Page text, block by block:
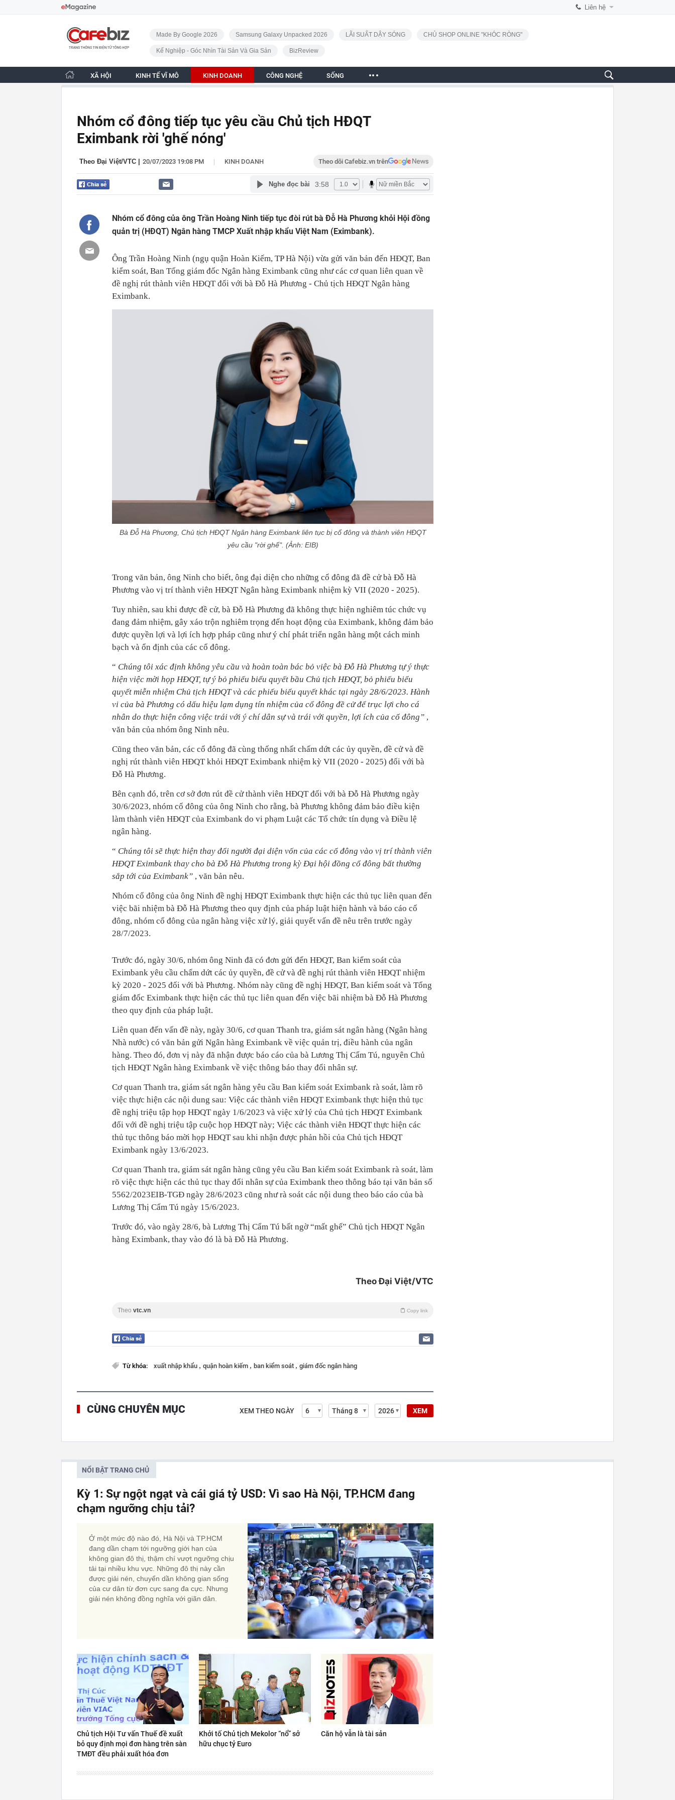
Liên hệ
CafeBiz - Trang chủ
Made By Google 2026 Samsung Galaxy Unpacked 2026 LÃI SUẤT DẬY SÓNG CHỦ SHOP ONLINE "KHÓC RÒNG"
Kế Nghiệp - Góc Nhìn Tài Sản Và Gia Sản BizReview
XÃ HỘI KINH TẾ VĨ MÔ KINH DOANH CÔNG NGHỆ SỐNG
Nhóm cổ đông tiếp tục yêu cầu Chủ tịch HĐQT
Eximbank rời 'ghế nóng'
Theo Đại Việt/VTC 20/07/2023 19:08 PM | KINH DOANH Theo dõi Cafebiz.vn trên
Nghe đọc bài 3:58
Nhóm cổ đông của ông Trần Hoàng Ninh tiếp tục đòi rút bà Đỗ Hà Phương khỏi Hội đồng
quản trị (HĐQT) Ngân hàng TMCP Xuất nhập khẩu Việt Nam (Eximbank).
Ông Trần Hoàng Ninh (ngụ quận Hoàn Kiếm, TP Hà Nội) vừa gửi văn bản đến HĐQT, Ban
kiểm soát, Ban Tổng giám đốc Ngân hàng Eximbank cũng như các cơ quan liên quan về
đề nghị rút thành viên HĐQT đối với bà Đỗ Hà Phương - Chủ tịch HĐQT Ngân hàng
Eximbank.
Bà Đỗ Hà Phương, Chủ tịch HĐQT Ngân hàng Eximbank liên tục bị cổ đông và thành viên HĐQT
yêu cầu "rời ghế". (Ảnh: EIB)
Trong văn bản, ông Ninh cho biết, ông đại diện cho những cổ đông đã đề cử bà Đỗ Hà
Phương vào vị trí thành viên HĐQT Ngân hàng Eximbank nhiệm kỳ VII (2020 - 2025).
Tuy nhiên, sau khi được đề cử, bà Đỗ Hà Phương đã không thực hiện nghiêm túc chức vụ
đang đảm nhiệm, gây xáo trộn nghiêm trọng đến hoạt động của Eximbank, không đảm bảo
được quyền lợi và lợi ích hợp pháp cũng như ý chí phát triển ngân hàng một cách minh
bạch và ổn định của các cổ đông.
“ Chúng tôi xác định không yêu cầu và hoàn toàn bác bỏ việc bà Đỗ Hà Phương tự ý thực
hiện việc mời họp HĐQT, tự ý bỏ phiếu biểu quyết bầu Chủ tịch HĐQT, bỏ phiếu biểu
quyết miễn nhiệm Chủ tịch HĐQT và các phiếu biểu quyết khác tại ngày 28/6/2023. Hành
vi của bà Phương có dấu hiệu lạm dụng tín nhiệm của cổ đông đề cử để trục lợi cho cá
nhân do thực hiện công việc trái với ý chí dân sự và trái với quyền, lợi ích của cổ đông” ,
văn bản của nhóm ông Ninh nêu.
Cũng theo văn bản, các cổ đông đã cùng thống nhất chấm dứt các ủy quyền, đề cử và đề
nghị rút thành viên HĐQT khỏi HĐQT Eximbank nhiệm kỳ VII (2020 - 2025) đối với bà
Đỗ Hà Phương.
Bên cạnh đó, trên cơ sở đơn rút đề cử thành viên HĐQT đối với bà Đỗ Hà Phương ngày
30/6/2023, nhóm cổ đông của ông Ninh cho rằng, bà Phương không đảm bảo điều kiện
làm thành viên HĐQT của Eximbank do vi phạm Luật các Tổ chức tín dụng và Điều lệ
ngân hàng.
“ Chúng tôi sẽ thực hiện thay đổi người đại diện vốn của các cổ đông vào vị trí thành viên
HĐQT Eximbank thay cho bà Đỗ Hà Phương trong kỳ Đại hội đồng cổ đông bất thường
sắp tới của Eximbank” , văn bản nêu.
Nhóm cổ đông của ông Ninh đề nghị HĐQT Eximbank thực hiện các thủ tục liên quan đến
việc bãi nhiệm bà Đỗ Hà Phương theo quy định của pháp luật hiện hành và báo cáo cổ
đông, nhóm cổ đông của ngân hàng việc xử lý, giải quyết vấn đề nêu trên trước ngày
28/7/2023.
Trước đó, ngày 30/6, nhóm ông Ninh đã có đơn gửi đến HĐQT, Ban kiểm soát của
Eximbank yêu cầu chấm dứt các ủy quyền, đề cử và đề nghị rút thành viên HĐQT nhiệm
kỳ 2020 - 2025 đối với bà Phương. Nhóm này cũng đề nghị HĐQT, Ban kiểm soát và Tổng
giám đốc Eximbank thực hiện các thủ tục liên quan đến việc bãi nhiệm bà Đỗ Hà Phương
theo quy định của pháp luật.
Liên quan đến vấn đề này, ngày 30/6, cơ quan Thanh tra, giám sát ngân hàng (Ngân hàng
Nhà nước) có văn bản gửi Ngân hàng Eximbank về việc quản trị, điều hành của ngân
hàng. Theo đó, đơn vị này đã nhận được báo cáo của bà Lương Thị Cẩm Tú, nguyên Chủ
tịch HĐQT Ngân hàng Eximbank về việc thông báo thay đổi nhân sự.
Cơ quan Thanh tra, giám sát ngân hàng yêu cầu Ban kiểm soát Eximbank rà soát, làm rõ
việc thực hiện các nội dung sau: Việc các thành viên HĐQT Eximbank thực hiện thủ tục
đề nghị triệu tập họp HĐQT ngày 1/6/2023 và việc xử lý của Chủ tịch HĐQT Eximbank
đối với đề nghị triệu tập cuộc họp HĐQT này; Việc các thành viên HĐQT thực hiện các
thủ tục thông báo mời họp HĐQT sau khi nhận được phản hồi của Chủ tịch HĐQT
Eximbank ngày 13/6/2023.
Cơ quan Thanh tra, giám sát ngân hàng cũng yêu cầu Ban kiểm soát Eximbank rà soát, làm
rõ việc thực hiện các thủ tục thay đổi nhân sự của Eximbank theo thông báo tại văn bản số
5562/2023EIB-TGĐ ngày 28/6/2023 cũng như rà soát các nội dung theo báo cáo của bà
Lương Thị Cẩm Tú ngày 15/6/2023.
Trước đó, vào ngày 28/6, bà Lương Thị Cẩm Tú bất ngờ “mất ghế” Chủ tịch HĐQT Ngân
hàng Eximbank, thay vào đó là bà Đỗ Hà Phương.
Theo Đại Việt/VTC
Theo vtc.vn Copy link
Từ khóa: xuất nhập khẩu , quận hoàn kiếm , ban kiểm soát , giám đốc ngân hàng
CÙNG CHUYÊN MỤC XEM THEO NGÀY XEM
NỔI BẬT TRANG CHỦ
Kỳ 1: Sự ngột ngạt và cái giá tỷ USD: Vì sao Hà Nội, TP.HCM đang
chạm ngưỡng chịu tải?
Ở một mức độ nào đó, Hà Nội và TP.HCM
đang dần chạm tới ngưỡng giới hạn của
không gian đô thị, thậm chí vượt ngưỡng chịu
tải tại nhiều khu vực. Những đô thị này cần
được giải nén, chuyển dần không gian sống
của cư dân từ đơn cực sang đa cực. Nhưng
giải nén không đồng nghĩa với giãn dân.
Chủ tịch Hội Tư vấn Thuế đề xuất
bỏ quy định mọi đơn hàng trên sàn
TMĐT đều phải xuất hóa đơn
Khởi tố Chủ tịch Mekolor “nổ” sở
hữu chục tỷ Euro
Căn hộ vẫn là tài sản